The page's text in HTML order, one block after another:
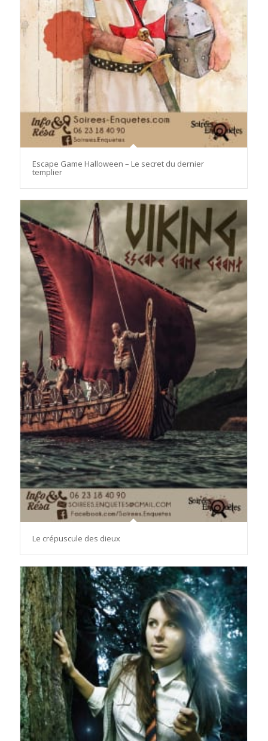
Escape Game Halloween – Le secret du dernier
templier
Le crépuscule des dieux